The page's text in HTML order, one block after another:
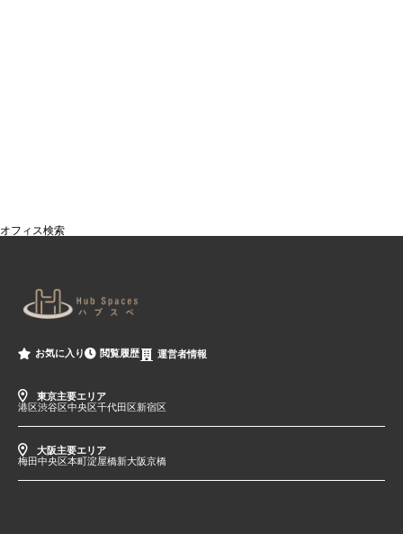
オフィス検索
お気に入り 閲覧履歴 運営者情報
東京主要エリア
港区渋谷区中央区千代田区新宿区
大阪主要エリア
梅田中央区本町淀屋橋新大阪京橋